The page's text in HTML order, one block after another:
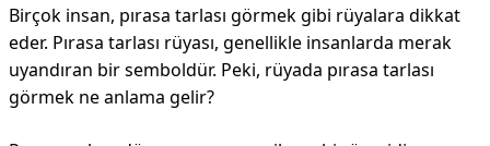
Birçok insan, pırasa tarlası görmek gibi rüyalara dikkat
eder. Pırasa tarlası rüyası, genellikle insanlarda merak
uyandıran bir semboldür. Peki, rüyada pırasa tarlası
görmek ne anlama gelir?